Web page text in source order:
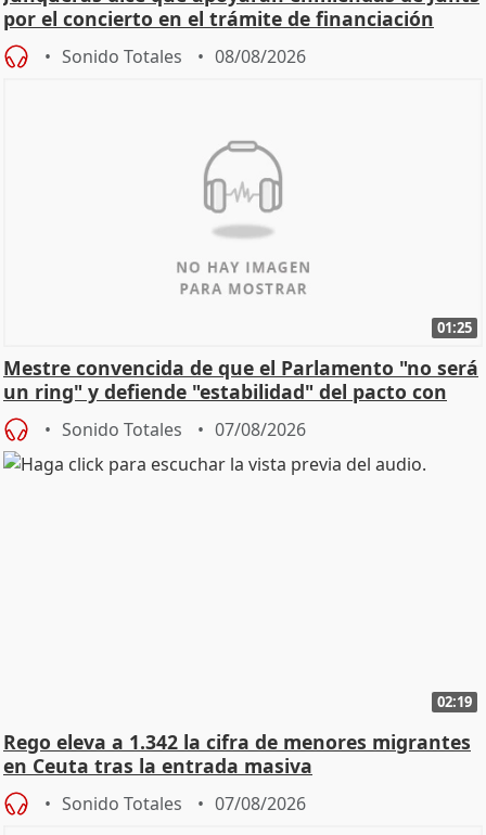
por el concierto en el trámite de financiación
Sonido Totales 08/08/2026
01:25
Mestre convencida de que el Parlamento "no será
un ring" y defiende "estabilidad" del pacto con
Vox
Sonido Totales 07/08/2026
02:19
Rego eleva a 1.342 la cifra de menores migrantes
en Ceuta tras la entrada masiva
Sonido Totales 07/08/2026